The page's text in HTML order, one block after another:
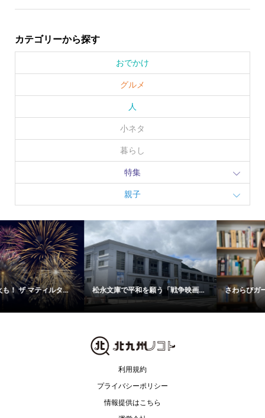
カテゴリーから探す
おでかけ
グルメ
人
小ネタ
暮らし
特集
親子
松永文庫で平和を願う「戦争映画... さわらびガーデンモール八幡で「...
利用規約
プライバシーポリシー
情報提供はこちら